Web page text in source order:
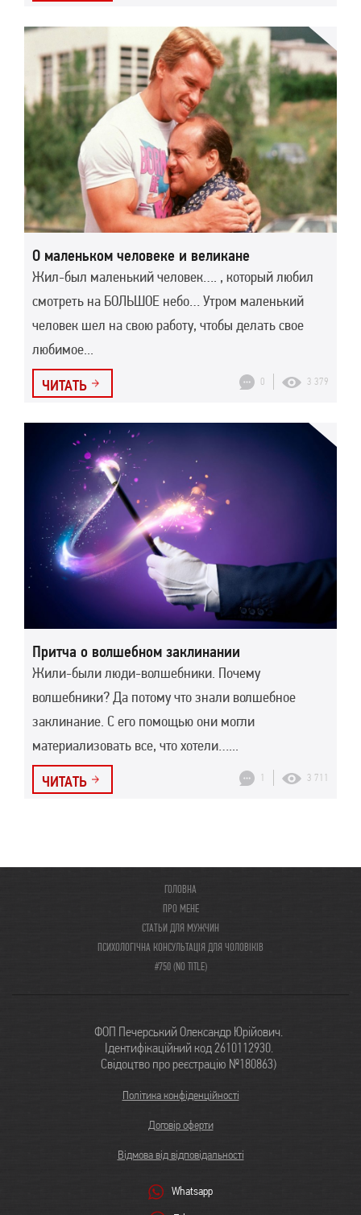
О маленьком человеке и великане
Жил-был маленький человек…. , который любил
смотреть на БОЛЬШОЕ небо… Утром маленький
человек шел на свою работу, чтобы делать свое
любимое...
ЧИТАТЬ 0 3 379
Притча о волшебном заклинании
Жили-были люди-волшебники. Почему
волшебники? Да потому что знали волшебное
заклинание. С его помощью они могли
материализовать все, что хотели…...
ЧИТАТЬ 1 3 711
ГОЛОВНА
ПРО МЕНЕ
СТАТЬИ ДЛЯ МУЖЧИН
ПСИХОЛОГІЧНА КОНСУЛЬТАЦІЯ ДЛЯ ЧОЛОВІКІВ
#750 (NO TITLE)
ФОП Печерський Олександр Юрійович.
Ідентифікаційний код 2610112930.
Свідоцтво про реєстрацію №180863)
Політика конфіденційності
Договір оферти
Відмова від відповідальності
Whatsapp